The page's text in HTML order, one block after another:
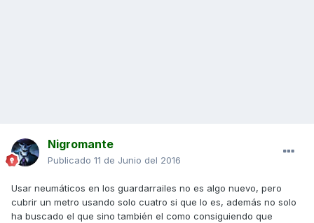
Nigromante
Publicado 11 de Junio del 2016
Usar neumáticos en los guardarrailes no es algo nuevo, pero
cubrir un metro usando solo cuatro si que lo es, además no solo
ha buscado el que sino también el como consiguiendo que